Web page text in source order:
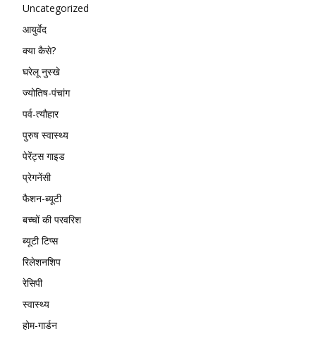
Uncategorized
आयुर्वेद
क्या कैसे?
घरेलू नुस्खे
ज्योतिष-पंचांग
पर्व-त्यौहार
पुरुष स्वास्थ्य
पेरेंट्स गाइड
प्रेगनेंसी
फैशन-ब्यूटी
बच्चों की परवरिश
ब्यूटी टिप्स
रिलेशनशिप
रेसिपी
स्वास्थ्य
होम-गार्डन